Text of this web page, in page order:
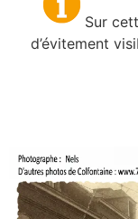
Sur
d’évitement